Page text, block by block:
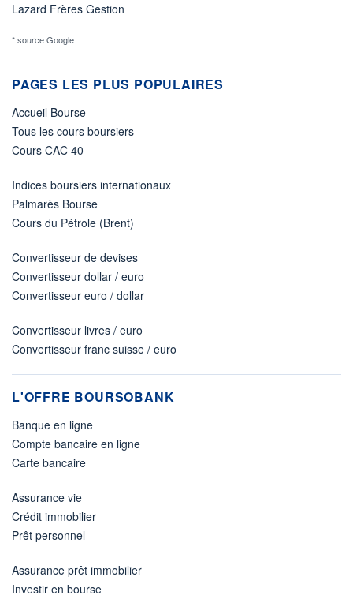
Lazard Frères Gestion
* source Google
PAGES LES PLUS POPULAIRES
Accueil Bourse
Tous les cours boursiers
Cours CAC 40
Indices boursiers internationaux
Palmarès Bourse
Cours du Pétrole (Brent)
Convertisseur de devises
Convertisseur dollar / euro
Convertisseur euro / dollar
Convertisseur livres / euro
Convertisseur franc suisse / euro
L'OFFRE BOURSOBANK
Banque en ligne
Compte bancaire en ligne
Carte bancaire
Assurance vie
Crédit immobilier
Prêt personnel
Assurance prêt immobilier
Investir en bourse